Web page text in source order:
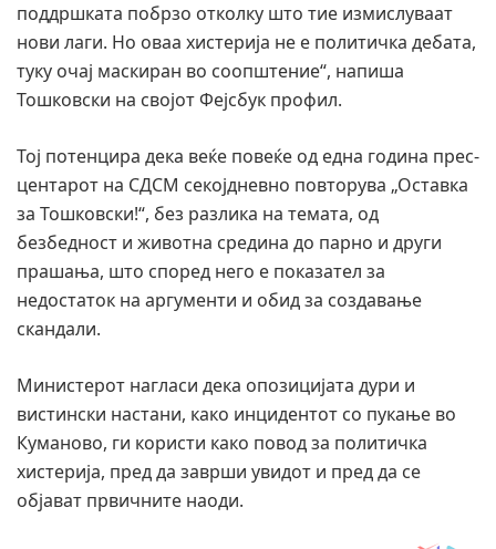
поддршката побрзо отколку што тие измислуваат
нови лаги. Но оваа хистерија не е политичка дебата,
туку очај маскиран во соопштение“, напиша
Тошковски на својот Фејсбук профил.
Тој потенцира дека веќе повеќе од една година прес-
центарот на СДСМ секојдневно повторува „Оставка
за Тошковски!“, без разлика на темата, од
безбедност и животна средина до парно и други
прашања, што според него е показател за
недостаток на аргументи и обид за создавање
скандали.
Министерот нагласи дека опозицијата дури и
вистински настани, како инцидентот со пукање во
Куманово, ги користи како повод за политичка
хистерија, пред да заврши увидот и пред да се
објават првичните наоди.